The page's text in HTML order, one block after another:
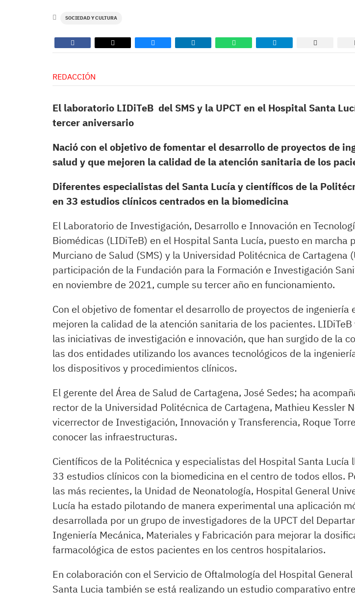
SOCIEDAD Y CULTURA
REDACCIÓN
El laboratorio LIDiTeB del SMS y la UPCT en el Hospital Santa
tercer aniversario
Nació con el objetivo de fomentar el desarrollo de proyectos de
salud y que mejoren la calidad de la atención sanitaria de los
Diferentes especialistas del Santa Lucía y científicos de la
en 33 estudios clínicos centrados en la biomedicina
El Laboratorio de Investigación, Desarrollo e Innovación en
Biomédicas (LIDiTeB) en el Hospital Santa Lucía, puesto en marcha
Murciano de Salud (SMS) y la Universidad Politécnica de Cartagena
participación de la Fundación para la Formación e Investigación
en noviembre de 2021, cumple su tercer año en funcionamiento.
Con el objetivo de fomentar el desarrollo de proyectos de ingeniería
mejoren la calidad de la atención sanitaria de los pacientes. LIDiTeB
las iniciativas de investigación e innovación, que han surgido de la
las dos entidades utilizando los avances tecnológicos de la
los dispositivos y procedimientos clínicos.
El gerente del Área de Salud de Cartagena, José Sedes; ha
rector de la Universidad Politécnica de Cartagena, Mathieu Kessler
vicerrector de Investigación, Innovación y Transferencia, Roque
conocer las infraestructuras.
Científicos de la Politécnica y especialistas del Hospital Santa Lucía
33 estudios clínicos con la biomedicina en el centro de todos ellos.
las más recientes, la Unidad de Neonatología, Hospital General
Lucía ha estado pilotando de manera experimental una aplicación
desarrollada por un grupo de investigadores de la UPCT del
Ingeniería Mecánica, Materiales y Fabricación para mejorar la
farmacológica de estos pacientes en los centros hospitalarios.
En colaboración con el Servicio de Oftalmología del Hospital
Santa Lucia también se está realizando un estudio comparativo